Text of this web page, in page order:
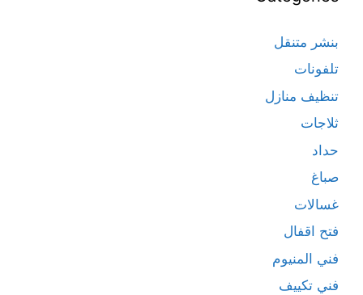
بنشر متنقل
تلفونات
تنظيف منازل
ثلاجات
حداد
صباغ
غسالات
فتح اقفال
فني المنيوم
فني تكييف